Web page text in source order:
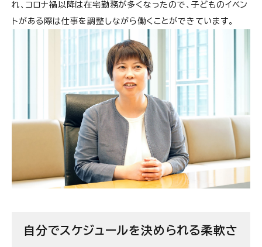
れ、コロナ禍以降は在宅勤務が多くなったので、子どものイベン
トがある際は仕事を調整しながら働くことができています。
自分でスケジュールを決められる柔軟さ